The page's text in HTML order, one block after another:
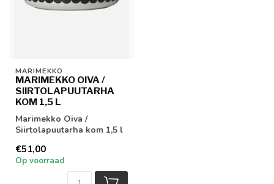
MARIMEKKO
MARIMEKKO OIVA /
SIIRTOLAPUUTARHA
KOM 1,5 L
Marimekko Oiva /
Siirtolapuutarha kom 1,5 l
€51,00
Op voorraad